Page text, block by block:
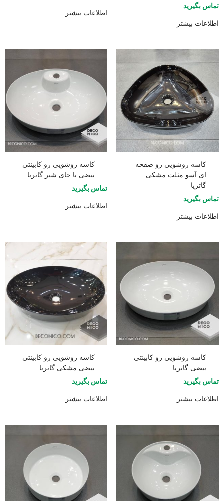
تماس بگیرید
اطلاعات بیشتر
اطلاعات بیشتر
کاسه روشویی رو صفحه
ای آسو مثلث مشکی
گاتریا
تماس بگیرید
اطلاعات بیشتر
کاسه روشویی رو کابینتی
بیضی با جای شیر گاتریا
تماس بگیرید
اطلاعات بیشتر
کاسه روشویی رو کابینتی
بیضی گاتریا
تماس بگیرید
اطلاعات بیشتر
کاسه روشویی رو کابینتی
بیضی مشکی گاتریا
تماس بگیرید
اطلاعات بیشتر